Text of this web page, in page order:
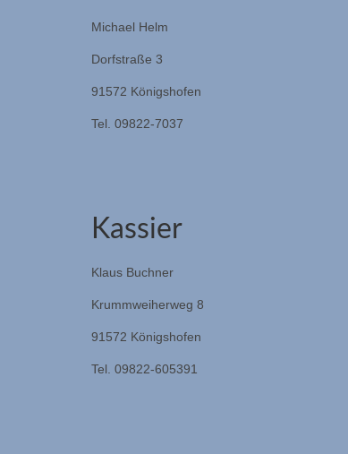
Michael Helm
Dorfstraße 3
91572 Königshofen
Tel. 09822-7037
Kassier
Klaus Buchner
Krummweiherweg 8
91572 Königshofen
Tel. 09822-605391